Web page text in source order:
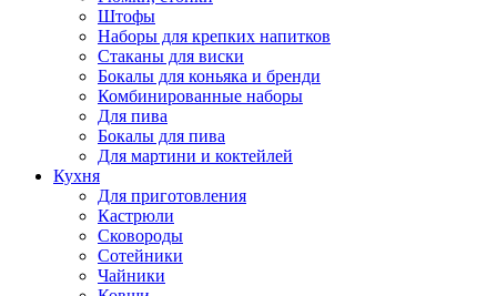
Штофы
Наборы для крепких напитков
Стаканы для виски
Бокалы для коньяка и бренди
Комбинированные наборы
Для пива
Бокалы для пива
Для мартини и коктейлей
Кухня
Для приготовления
Кастрюли
Сковороды
Сотейники
Чайники